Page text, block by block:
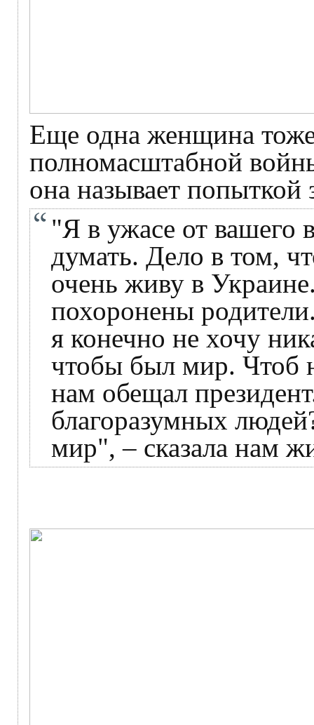
Еще одна женщина
полномасштабной
она называет попыткой
"Я в ужасе от вашего
думать. Дело в том,
очень живу в
похоронены
я конечно не хочу
чтобы был мир. Чтоб
нам обещал
благоразумных
мир", – сказала нам